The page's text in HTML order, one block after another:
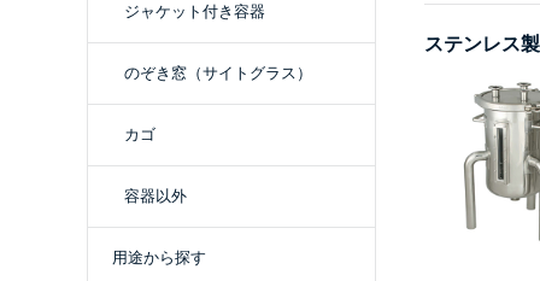
ジャケット付き容器
のぞき窓（サイトグラス）
カゴ
容器以外
用途から探す
ステンレス